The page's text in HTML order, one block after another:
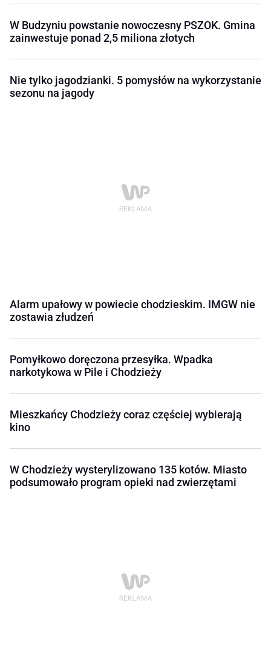
W Budzyniu powstanie nowoczesny PSZOK. Gmina
zainwestuje ponad 2,5 miliona złotych
Nie tylko jagodzianki. 5 pomysłów na wykorzystanie
sezonu na jagody
Alarm upałowy w powiecie chodzieskim. IMGW nie
zostawia złudzeń
Pomyłkowo doręczona przesyłka. Wpadka
narkotykowa w Pile i Chodzieży
Mieszkańcy Chodzieży coraz częściej wybierają
kino
W Chodzieży wysterylizowano 135 kotów. Miasto
podsumowało program opieki nad zwierzętami